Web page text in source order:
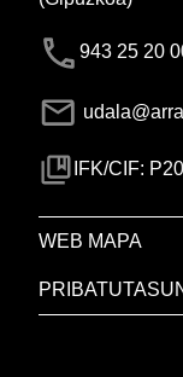
943 25 20
IFK/CIF:
WEB MAPA